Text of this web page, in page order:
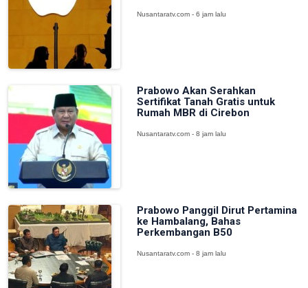
Nusantaratv.com - 6 jam lalu
Prabowo Akan Serahkan
Sertifikat Tanah Gratis untuk
Rumah MBR di Cirebon
Nusantaratv.com - 8 jam lalu
Prabowo Panggil Dirut Pertamina
ke Hambalang, Bahas
Perkembangan B50
Nusantaratv.com - 8 jam lalu